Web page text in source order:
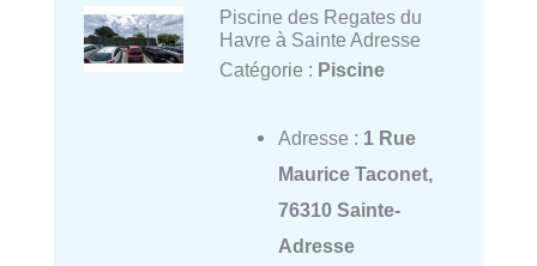
Piscine des Regates du
Havre à Sainte Adresse
Catégorie : Piscine
Adresse : 1 Rue
Maurice Taconet,
76310 Sainte-
Adresse